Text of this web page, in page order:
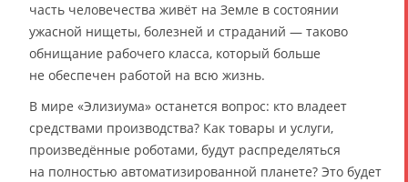
часть человечества живёт на Земле в состоянии
ужасной нищеты, болезней и страданий — таково
обнищание рабочего класса, который больше
не обеспечен работой на всю жизнь.
В мире «Элизиума» останется вопрос: кто владеет
средствами производства? Как товары и услуги,
произведённые роботами, будут распределяться
на полностью автоматизированной планете? Это будет